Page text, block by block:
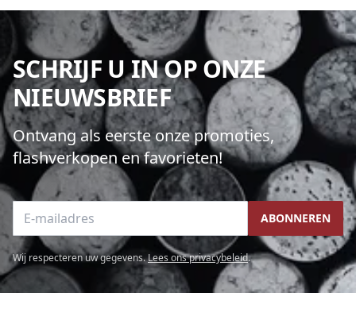
SCHRIJF U IN OP ONZE
NIEUWSBRIEF
Ontvang als eerste onze promoties,
flashverkopen en favorieten!
E-mailadres ABONNEREN
Wij respecteren uw gegevens.Lees ons privacybeleid.